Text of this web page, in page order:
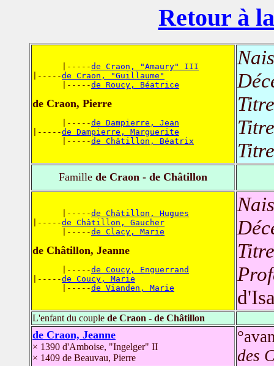
Retour à
      |-----
de Craon, "Amaury" III
|-----de Craon, "Guillaume"
      |-----
de Roucy, Béatrice
de Craon, Pierre
      |-----
de Dampierre, Jean
|-----de Dampierre, Marguerite
      |-----
de Châtillon, Béatrix
Famille de Craon - de Châtillon
      |-----
de Châtillon, Hugues
|-----de Châtillon, Gaucher
      |-----
de Clacy, Marie
de Châtillon, Jeanne
      |-----
de Coucy, Enguerrand
|-----de Coucy, Marie
      |-----
de Vianden, Marie
L'enfant du couple de Craon - de Châtillon
de Craon, Jeanne
× 1390 d'Amboise, "Ingelger" II
× 1409 de Beauvau, Pierre
des